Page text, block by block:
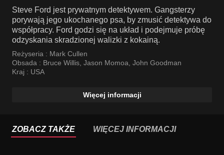
Steve Ford jest prywatnym detektywem. Gangsterzy
porywają jego ukochanego psa, by zmusić detektywa do
współpracy. Ford godzi się na układ i podejmuje próbę
odzyskania skradzionej walizki z kokainą.
Reżyseria : Mark Cullen
Obsada : Bruce Willis, Jason Momoa, John Goodman
Kraj : USA
Więcej informacji
ZOBACZ TAKŻE WIĘCEJ INFORMACJI